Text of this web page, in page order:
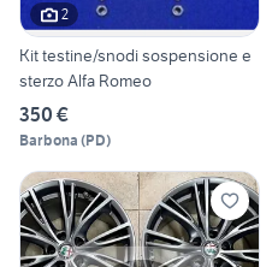
2
Kit testine/snodi sospensione e
sterzo Alfa Romeo
350 €
Barbona (PD)